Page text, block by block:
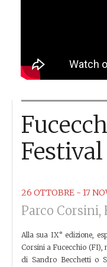
Festival
26 OTTOBRE - 17
Parco Corsini,
Alla sua IX° edizione,
Corsini a Fucecchio
di Sandro Becchetti o